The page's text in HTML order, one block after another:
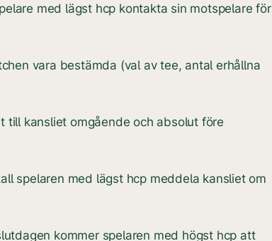
med lägst hcp kontakta sin motspelare för
vara bestämda (val av tee, antal erhållna
till kansliet omgående och absolut före
spelaren med lägst hcp meddela kansliet om
kommer spelaren med högst hcp att